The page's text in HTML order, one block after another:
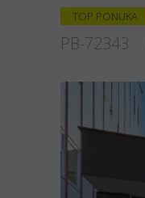
TOP PONUKA
PB-72343